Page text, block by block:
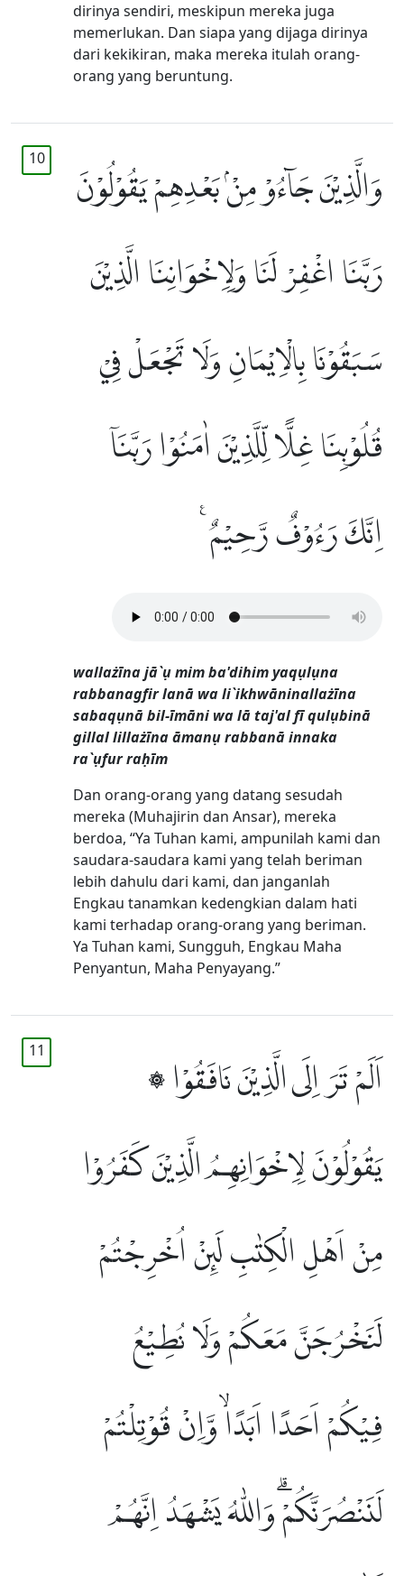
dirinya sendiri, meskipun mereka juga
memerlukan. Dan siapa yang dijaga dirinya
dari kekikiran, maka mereka itulah orang-
orang yang beruntung.
10
وَالَّذِيْنَ جَاۤءُوْ مِنْۢ بَعْدِهِمْ يَقُوْلُوْنَ
رَبَّنَا اغْفِرْ لَنَا وَلِاِخْوَانِنَا الَّذِيْنَ
سَبَقُوْنَا بِالْاِيْمَانِ وَلَا تَجْعَلْ فِيْ
قُلُوْبِنَا غِلًّا لِّلَّذِيْنَ اٰمَنُوْا رَبَّنَآ
اِنَّكَ رَءُوْفٌ رَّحِيْمٌ ࣖ
wallażīna jā`ụ mim ba'dihim yaqụlụna
rabbanagfir lanā wa li`ikhwāninallażīna
sabaqụnā bil-īmāni wa lā taj'al fī qulụbinā
gillal lillażīna āmanụ rabbanā innaka
ra`ụfur raḥīm
Dan orang-orang yang datang sesudah
mereka (Muhajirin dan Ansar), mereka
berdoa, “Ya Tuhan kami, ampunilah kami dan
saudara-saudara kami yang telah beriman
lebih dahulu dari kami, dan janganlah
Engkau tanamkan kedengkian dalam hati
kami terhadap orang-orang yang beriman.
Ya Tuhan kami, Sungguh, Engkau Maha
Penyantun, Maha Penyayang.”
11
۞ اَلَمْ تَرَ اِلَى الَّذِيْنَ نَافَقُوْا
يَقُوْلُوْنَ لِاِخْوَانِهِمُ الَّذِيْنَ كَفَرُوْا
مِنْ اَهْلِ الْكِتٰبِ لَىِٕنْ اُخْرِجْتُمْ
لَنَخْرُجَنَّ مَعَكُمْ وَلَا نُطِيْعُ
فِيْكُمْ اَحَدًا اَبَدًاۙ وَّاِنْ قُوْتِلْتُمْ
لَنَنْصُرَنَّكُمْۗ وَاللّٰهُ يَشْهَدُ اِنَّهُمْ